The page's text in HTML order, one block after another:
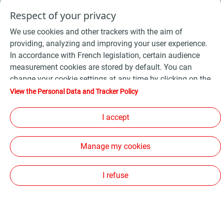
Conditions Générales de Vente Bois
Conditions Générales d’Utilisation
Cookies - Plan du site -
Les sites de la compagnie TotalEnergies
Accessibilité: non conforme
Respect of your privacy
We use cookies and other trackers with the aim of
providing, analyzing and improving your user experience.
In accordance with French legislation, certain audience
measurement cookies are stored by default. You can
change your cookie settings at any time by clicking on the
"Manage my cookies" button. By clicking on the "Accept"
device. If you click on "Decline", only the technical cookies
required for the site to function correctly will be used. For
more information, refer to the "Personal Data and Tracker
Policy" page.
View the Personal Data and Tracker Policy
I accept
Manage my cookies
I refuse